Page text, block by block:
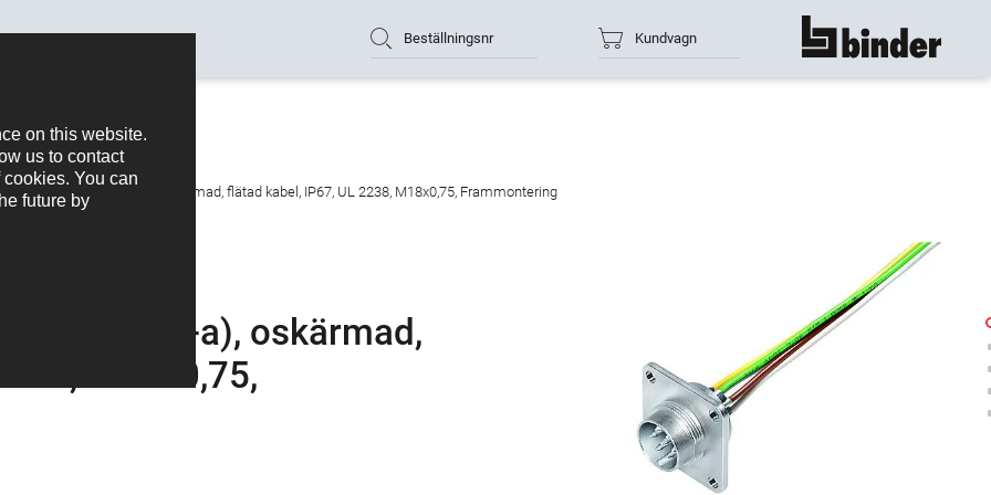
Beställningsnr Kundvagn show all
antal poler: 7 (07-a), oskärmad, flätad kabel, IP67, UL 2238, M18x0,75, Frammontering
7 (07-a), oskärmad,
M18x0,75,